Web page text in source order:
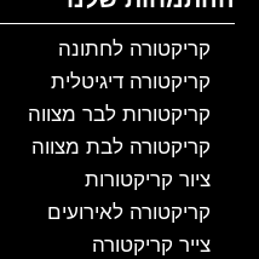
קריקטורה לחתונה
קריקטורה דיגיטלית
קריקטורות לבר מצווה
קריקטורה לבת מצווה
ציור קריקטורות
קריקטורה לאירועים
צייר קריקטורה